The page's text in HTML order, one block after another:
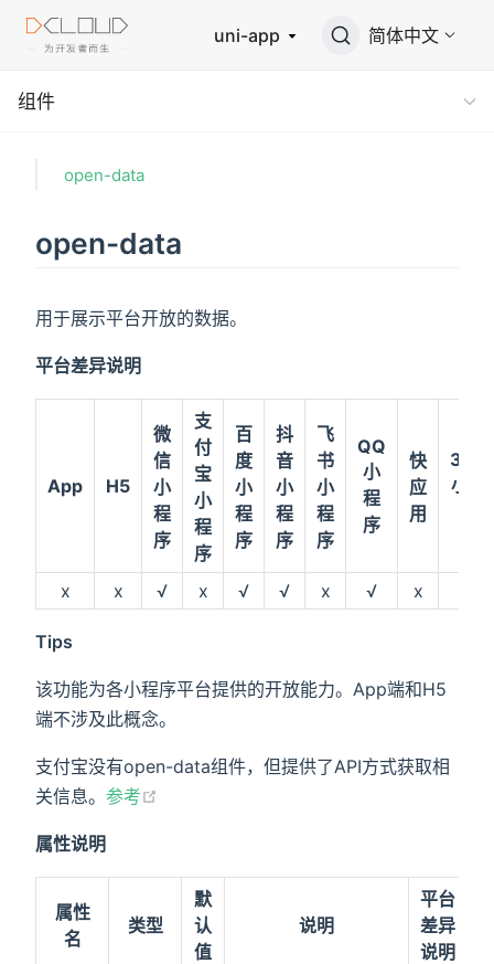
uni-app 简体中文
组件
open-data
open-data
用于展示平台开放的数据。
平台差异说明
App H5
微
信
小
程
序
支
付
宝
小
程
序
百
度
小
程
序
抖
音
小
程
序
飞
书
小
程
序
QQ
小
程
序
快
应
用
360
小程
x x √ x √ √ x √ x
Tips
该功能为各小程序平台提供的开放能力。App端和H5
端不涉及此概念。
支付宝没有open-data组件，但提供了API方式获取相
关信息。 参考
属性说明
属性
名
类型
默
认
值
说明
平台
差异
说明